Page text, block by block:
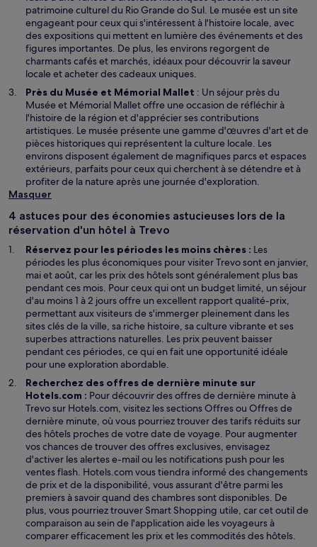
e
n
o
u
v
e
l
l
e
f
e
n
ê
t
r
u
v
r
e
d
s
u
n
e
n
o
u
v
f
e
n
ê
t
r
e
patrimoine culturel du Rio Grande do Sul. Le musée est un site
engageant pour ceux qui s'intéressent à l'histoire locale, avec
des expositions qui mettent en lumière des événements et des
figures importantes. De plus, les environs regorgent de
charmants cafés et marchés, idéaux pour découvrir la saveur
locale et acheter des cadeaux uniques.
Près du Musée et Mémorial Mallet S
’
o
u
v
r
e
d
s
n
e
n
o
u
v
e
l
l
e
e
n
ê
t
r
e
: Un séjour près du
Musée et Mémorial Mallet offre une occasion de réfléchir à
l'histoire de la région et d'apprécier ses contributions
artistiques. Le musée présente une gamme d'œuvres d'art et de
pièces historiques qui représentent la culture locale. Les
environs disposent également de magnifiques parcs et espaces
extérieurs, parfaits pour ceux qui cherchent à se détendre et à
profiter de la nature après une journée d'exploration.
Masquer
4 astuces pour des économies astucieuses lors de la
réservation d'un hôtel à Trevo
Réservez pour les périodes les moins chères : Les
périodes les plus économiques pour visiter Trevo sont en janvier,
mai et août, car les prix des hôtels sont généralement plus bas
pendant ces mois. Pour ceux qui ont un budget limité, un séjour
d'au moins 1 à 2 jours offre un excellent rapport qualité-prix,
permettant aux visiteurs de s'immerger pleinement dans les
sites clés de la ville, sa riche histoire, sa culture vibrante et ses
superbes attractions naturelles. Les prix peuvent baisser
pendant ces périodes, ce qui en fait une opportunité idéale
pour une exploration abordable.
Recherchez des offres de dernière minute sur
Hotels.com : Pour découvrir des offres de dernière minute à
Trevo sur Hotels.com, visitez les sectionsOffresS
’
o
u
v
r
e
d
a
n
s
ou Offres de
dernière minute, où vous pourriez trouver des tarifs réduits sur
des hôtels proches de votre date de voyage. Pour augmenter
vos chances de trouver des offres exclusives, envisagez
d'activer les alertes e-mail ou les notifications push pour les
ventes flash. Hotels.com vous tiendra informé des changements
de prix et de la disponibilité, vous assurant d'être parmi les
premiers à savoir quand des chambres sont disponibles. De
plus, vous pourriez trouverSmart Shopping S
’
o
utile, car cet outil de
comparaison au sein de l'application aide les voyageurs à
comparer efficacement les prix et les commodités des hôtels.